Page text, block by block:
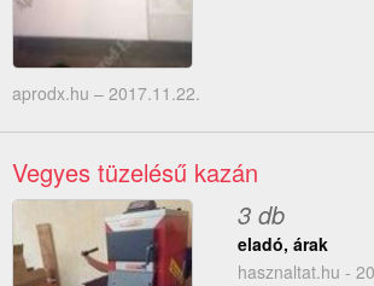
aprodx.hu – 2017.11.22.
Vegyes tüzelésű kazán
3 db
eladó, árak
hasznaltat.hu -